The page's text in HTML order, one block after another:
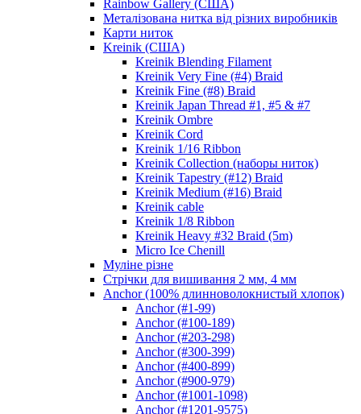
Rainbow Gallery (США)
Металізована нитка від різних виробників
Карти ниток
Kreinik (США)
Kreinik Blending Filament
Kreinik Very Fine (#4) Braid
Kreinik Fine (#8) Braid
Kreinik Japan Thread #1, #5 & #7
Kreinik Ombre
Kreinik Cord
Kreinik 1/16 Ribbon
Kreinik Collection (наборы ниток)
Kreinik Tapestry (#12) Braid
Kreinik Medium (#16) Braid
Kreinik cable
Kreinik 1/8 Ribbon
Kreinik Heavy #32 Braid (5m)
Micro Ice Chenill
Муліне різне
Стрічки для вишивання 2 мм, 4 мм
Anchor (100% длинноволокнистый хлопок)
Anchor (#1-99)
Anchor (#100-189)
Anchor (#203-298)
Anchor (#300-399)
Anchor (#400-899)
Anchor (#900-979)
Anchor (#1001-1098)
Anchor (#1201-9575)